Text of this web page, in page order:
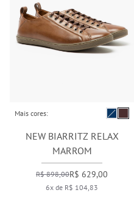
Mais cores:
NEW BIARRITZ RELAX
MARROM
R$ 898,00R$ 629,00
6x de R$ 104,83